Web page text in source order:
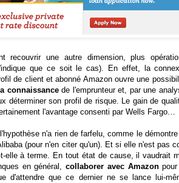
recouvrir une autre dimension, plus
que ce soit le cas). En effet, la
de client et abonné Amazon ouvre une
connaissancede l'emprunteur et, par une
déterminer son profil de risque. Le gain de
l'avantage consenti par Wells Fargo…
n'a rien de farfelu, comme le
(pour n'en citer qu'un). Et si elle n'est pas
elle à terme. En tout état de cause, il vaudrait
en général, collaborer avec Amazonpour
d'attendre que ce dernier ne se lance lui-